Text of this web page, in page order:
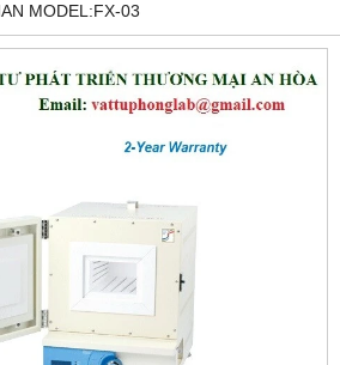
MODEL:FX-03